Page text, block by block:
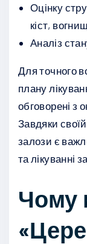
Оцінку
кіст,
Аналіз
Для точного
плану
обговорені з
Завдяки
залози є
та лікуванні
Чому